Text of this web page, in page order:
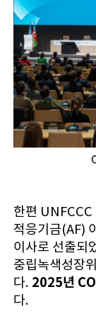
한편 UNFCCC
적응기금(AF)
이사로 선출되
중립녹색성장
다. 2025년
다.